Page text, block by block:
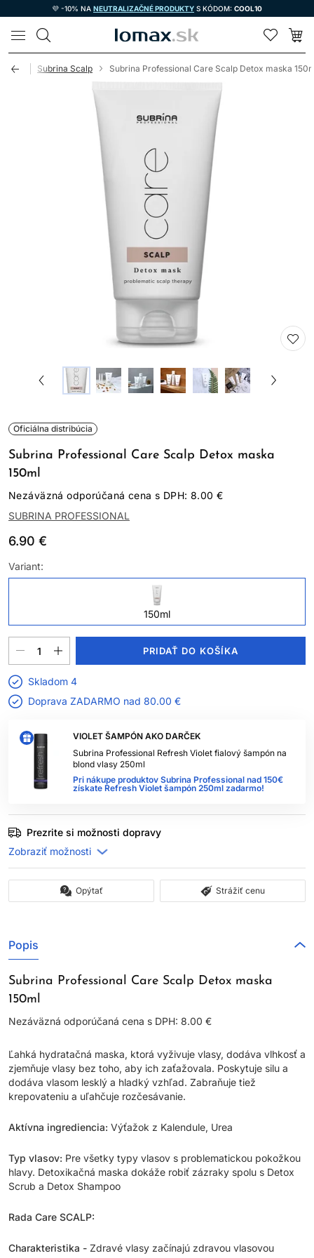
💜 -10% NA NEUTRALIZAČNÉ PRODUKTY S KÓDOM: COOL10
LOMAX
Subrina Scalp Subrina Professional Care Scalp Detox maska
Oficiálna distribúcia
Subrina Professional Care Scalp Detox maska
150ml
Nezáväzná odporúčaná cena s DPH: 8.00 €
SUBRINA PROFESSIONAL
6.90 €
VIOLET ŠAMPÓN AKO DARČEK
Subrina Professional Refresh Violet fialový šampón na
blond vlasy 250ml
Pri nákupe produktov Subrina Professional nad 150€
získate Refresh Violet šampón 250ml zadarmo!
Variant:
150ml
PRIDAŤ DO KOŠÍKA
Skladom 4
Doprava ZADARMO nad 80.00 €
Prezrite si možnosti dopravy
Opýtať Strážiť cenu
Popis
Subrina Professional Care Scalp Detox maska
150ml
Nezáväzná odporúčaná cena s DPH: 8.00 €
Ľahká hydratačná maska, ktorá vyživuje vlasy, dodáva vlhkosť a
zjemňuje vlasy bez toho, aby ich zaťažovala. Poskytuje silu a
dodáva vlasom lesklý a hladký vzhľad. Zabraňuje tiež
krepovateniu a uľahčuje rozčesávanie.
Aktívna ingrediencia: Výťažok z Kalendule, Urea
Typ vlasov: Pre všetky typy vlasov s problematickou pokožkou
hlavy. Detoxikačná maska ​​dokáže robiť zázraky spolu s Detox
Scrub a Detox Shampoo
Rada Care SCALP:
Charakteristika - Zdravé vlasy začínajú zdravou vlasovou